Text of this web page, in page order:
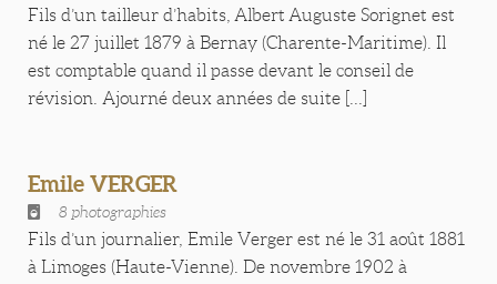
Fils d’un tailleur d’habits, Albert Auguste Sorignet est
né le 27 juillet 1879 à Bernay (Charente-Maritime). Il
est comptable quand il passe devant le conseil de
révision. Ajourné deux années de suite [...]
Emile VERGER
8 photographies
Fils d’un journalier, Emile Verger est né le 31 août 1881
à Limoges (Haute-Vienne). De novembre 1902 à